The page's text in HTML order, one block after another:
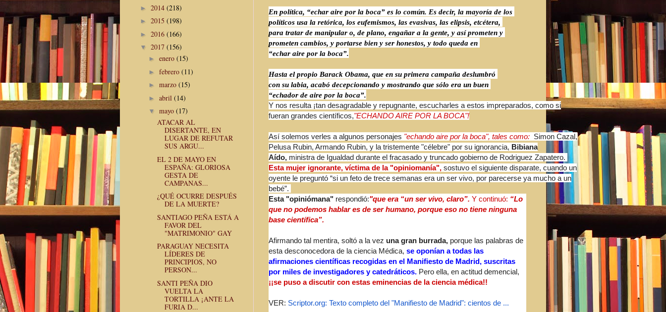
En política, “echar aire por la boca” es lo común. Es decir, la mayoría de los
políticos usa la retórica, los eufemismos, las evasivas, las elipsis, etcétera,
para tratar de manipular o, de plano, engañar a la gente, y así prometen y
prometen cambios, y portarse bien y ser honestos, y todo queda en
“echar aire por la boca”.
Hasta el propio Barack Obama, que en su primera campaña deslumbró
con su labia, acabó decepcionando y mostrando que sólo era un buen
“echador de aire por la boca”.
Y nos resulta ¡tan desagradable y repugnante, escucharles a estos impreparados, como si
fueran grandes científicos,"ECHANDO AIRE POR LA BOCA"!
Así solemos verles a algunos personajes "echando aire por la boca", tales como: Simon Cazal,
Pelusa Rubin, Armando Rubin, y la tristemente "célebre" por su ignorancia, Bibiana
Aído, ministra de Igualdad durante el fracasado y truncado gobierno de Rodriguez Zapatero.
Esta mujer ignorante, víctima de la "opiniomanía", sostuvo el siguiente disparate, cuando un
oyente le preguntó “si un feto de trece semanas era un ser vivo, por parecerse ya mucho a un
bebé”.
Esta "opiniómana" respondió:"que era “un ser vivo, claro”. Y continuó: “Lo
que no podemos hablar es de ser humano, porque eso no tiene ninguna
base científica”.
Afirmando tal mentira, soltó a la vez una gran burrada, porque las palabras de
esta desconocedora de la ciencia Médica, se oponían a todas las
afirmaciones científicas recogidas en el Manifiesto de Madrid, suscritas
por miles de investigadores y catedráticos. Pero ella, en actitud demencial,
¡¡se puso a discutir con estas eminencias de la ciencia médica!!
VER: Scriptor.org: Texto completo del "Manifiesto de Madrid": cientos de ...
► 2014 (218)
► 2015 (198)
► 2016 (166)
▼ 2017 (156)
► enero (15)
► febrero (11)
► marzo (15)
► abril (14)
▼ mayo (17)
ATACAR AL
DISERTANTE, EN
LUGAR DE REFUTAR
SUS ARGU...
EL 2 DE MAYO EN
ESPAÑA: GLORIOSA
GESTA DE
CAMPANAS...
¿QUÉ OCURRE DESPUÉS
DE LA MUERTE?
SANTIAGO PEÑA ESTÁ A
FAVOR DEL
"MATRIMONIO" GAY
PARAGUAY NECESITA
LÍDERES DE
PRINCIPIOS, NO
PERSON...
SANTI PEÑA DIO
VUELTA LA
TORTILLA ¡ANTE LA
FURIA D...